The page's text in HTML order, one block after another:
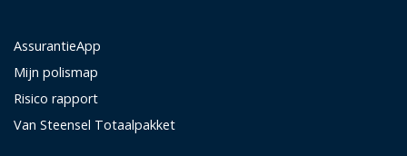
AssurantieApp
Mijn polismap
Risico rapport
Van Steensel Totaalpakket